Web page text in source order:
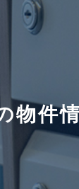
物件